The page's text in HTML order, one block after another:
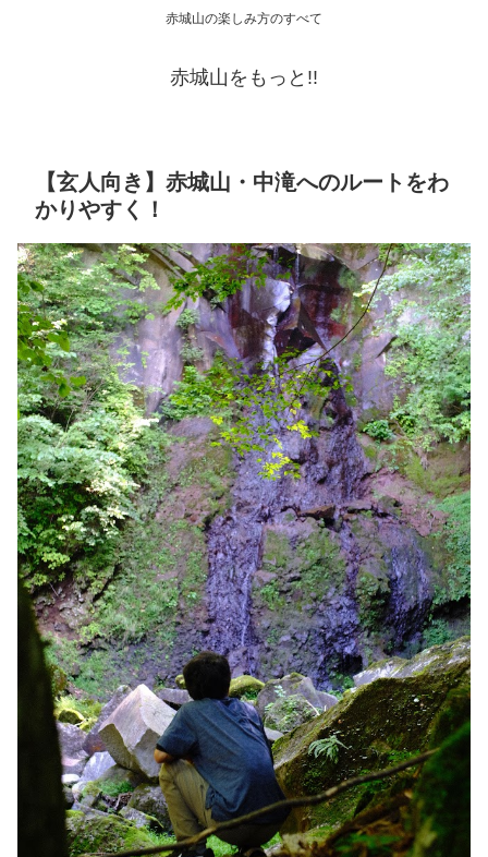
赤城山の楽しみ方のすべて
赤城山をもっと!!
【玄人向き】赤城山・中滝へのルートをわ
かりやすく！